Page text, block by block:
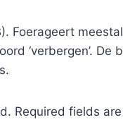
Foerageert
‘verbergen’.
Required fields